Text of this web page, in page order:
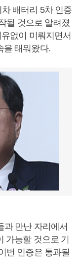
배터리 5차 인증
될 것으로 알려졌
없이 미뤄지면서
을 태워왔다.
과 만난 자리에서
가능할 것으로 기
번 인증은 통과될